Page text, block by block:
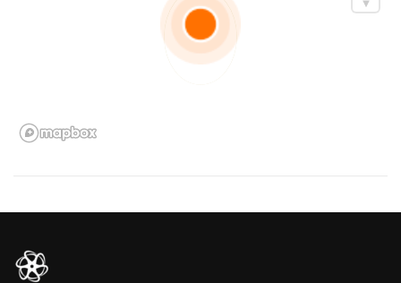
🔑 Faites confiance à notre expertise pour un achat en toute